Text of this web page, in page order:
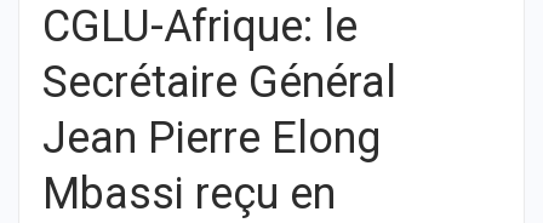
CGLU-Afrique: le
Secrétaire Général
Jean Pierre Elong
Mbassi reçu en